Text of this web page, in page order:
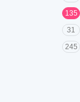
135
31
245